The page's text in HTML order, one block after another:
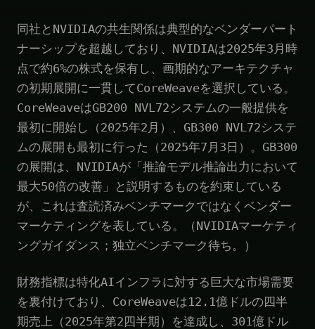
同社とNVIDIAの共生関係は典型的なベンダーパート
ナーシップを超越しており、NVIDIAは2025年3月時
点で約6%の株式を保有し、画期的なアーキテクチャ
の初期展開に一貫してCoreWeaveを選択している。
CoreWeaveはGB200 NVL72システムの一般提供を
最初に開始し（2025年2月）、GB300 NVL72システ
ムの展開も最初に行った（2025年7月3日）。GB300
の展開は、NVIDIAが「推論モデル推論出力において
最大50倍の改善」と説明するものを約束している
が、これは査読済みベンチマークではなくベンダー
マーケティングを表している。（NVIDIAマーケティ
ングガイダンス；独立ベンチマーク待ち。）
財務指標は特化AIインフラに対する巨大な市場需要
を裏付けており、CoreWeaveは12.1億ドルの四半
期売上（2025年第2四半期）を達成し、301億ドル